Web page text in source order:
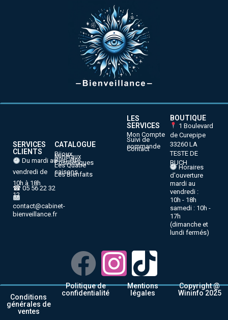
SERVICES
CLIENTS
Du mardi au
vendredi de
10h à 18h
☎ 05 56 22 32
12
contact@cabinet-
bienveillance.fr
CATALOGUE
Bijoux
Minéraux
Bien-être
Cosmétiques
Les Quatre
saisons
Les Bienfaits
LES
SERVICES
Mon Compte
Suivi de
commande
Contact
BOUTIQUE
1 Boulevard
de Curepipe
33260 LA
TESTE DE
BUCH
Horaires
d'ouverture
mardi au
vendredi :
10h - 18h
samedi : 10h -
17h
(dimanche et
lundi fermés)
Conditions
générales de
ventes
Politique de
confidentialité
Mentions
légales
Copyright @
Wininfo 2025